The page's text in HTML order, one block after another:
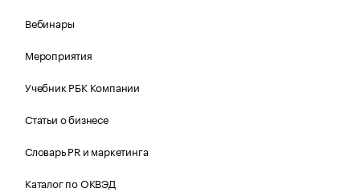
Вебинары
Мероприятия
Учебник РБК Компании
Статьи о бизнесе
Словарь PR и маркетинга
Каталог по ОКВЭД